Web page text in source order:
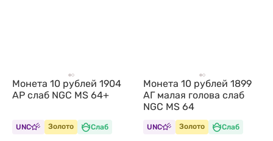
Монета 10 рублей 1904
АР слаб NGC MS 64+
UNC Золото Слаб
Монета 10 рублей 1899
АГ малая голова слаб
NGC MS 64
UNC Золото Слаб